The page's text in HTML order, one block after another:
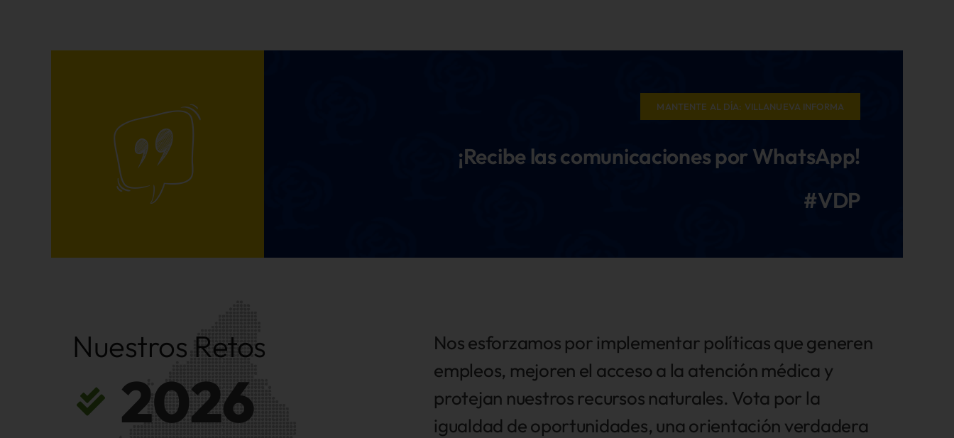
MANTENTE AL DÍA: VILLANUEVA INFORMA
¡Recibe las comunicaciones por WhatsApp!
#VDP
Nuestros Retos
2026
Nos esforzamos por implementar políticas que generen
empleos, mejoren el acceso a la atención médica y
protejan nuestros recursos naturales. Vota por la
igualdad de oportunidades, una orientación verdadera